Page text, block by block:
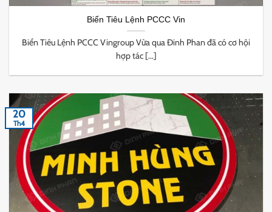
Biển Tiêu Lệnh PCCC Vin
Biển Tiêu Lệnh PCCC Vingroup Vừa qua Đinh Phan đã có cơ hội
hợp tác [...]
20
Th4